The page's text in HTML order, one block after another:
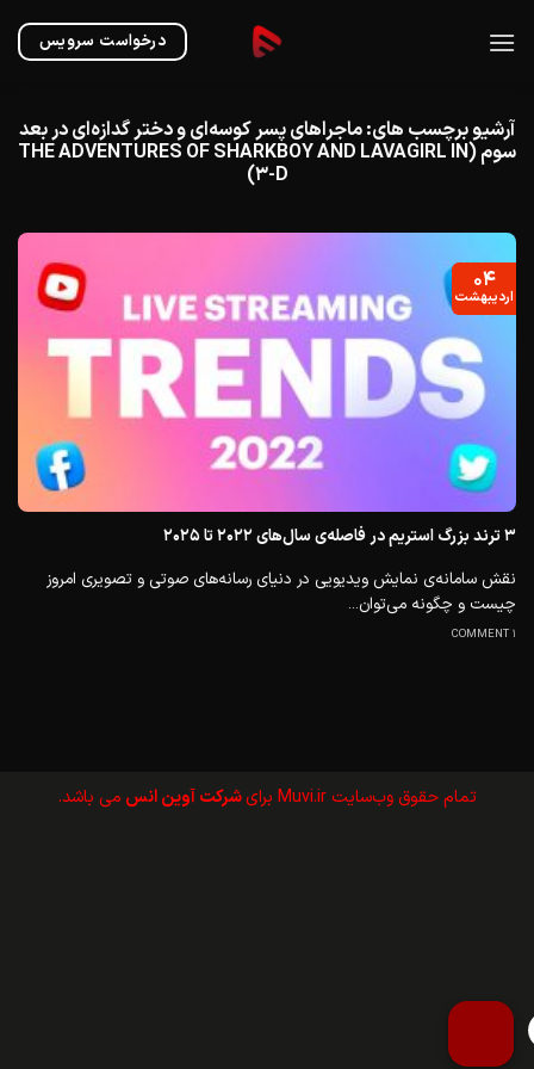
درخواست سرویس
آرشیو برچسب های:ماجراهای پسر کوسه‌ای و دختر گدازه‌ای در بعد
سوم (THE ADVENTURES OF SHARKBOY AND LAVAGIRL IN
3-D)
۳ ترند بزرگ استریم در فاصله‌ی سال‌های ۲۰۲۲ تا ۲۰۲۵
نقش سامانه‌ی نمایش ویدیویی در دنیای رسانه‌های صوتی و تصویری امروز
چیست و چگونه می‌توان...
1 COMMENT
۰۴
اردیبهشت
تمام حقوق وب‌سايت Muvi.ir برای شرکت آوین انس می باشد.